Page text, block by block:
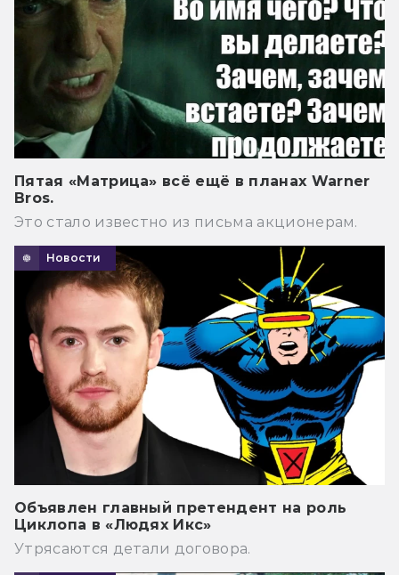
Пятая «Матрица» всё ещё в планах Warner
Bros.
Это стало известно из письма акционерам.
Новости
Объявлен главный претендент на роль
Циклопа в «Людях Икс»
Утрясаются детали договора.